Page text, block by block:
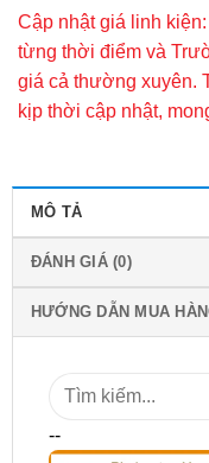
Cập nhật giá linh
từng thời điểm và
giá cả thường xuyên.
kịp thời cập nhật,
MÔ TẢ
ĐÁNH GIÁ (0)
HƯỚNG DẪN MUA
Tìm
--